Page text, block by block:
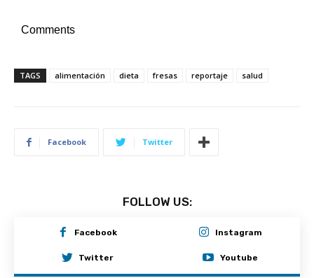
Comments
TAGS alimentación dieta fresas reportaje salud
Facebook Twitter
FOLLOW US:
Facebook Instagram
Twitter Youtube